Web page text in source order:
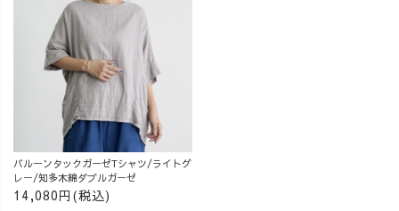
バルーンタックガーゼTシャツ/ライトグ
レー/知多木綿ダブルガーゼ
14,080円(税込)